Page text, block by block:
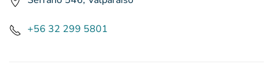
+56 32 299 5801